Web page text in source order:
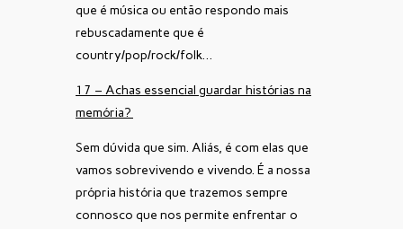
que é música ou então respondo mais
rebuscadamente que é
country/pop/rock/folk…
17 – Achas essencial guardar histórias na
memória?
Sem dúvida que sim. Aliás, é com elas que
vamos sobrevivendo e vivendo. É a nossa
própria história que trazemos sempre
connosco que nos permite enfrentar o